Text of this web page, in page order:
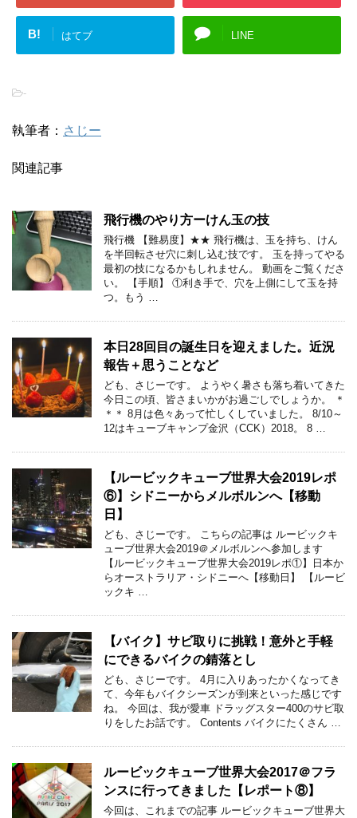
B! はてブ LINE
-
執筆者： さじー
関連記事
飛行機のやり方ーけん玉の技
飛行機 【難易度】★★ 飛行機は、玉を持ち、けん
を半回転させ穴に刺し込む技です。 玉を持ってやる
最初の技になるかもしれません。 動画をご覧くださ
い。 【手順】 ①利き手で、穴を上側にして玉を持
つ。もう …
本日28回目の誕生日を迎えました。近況
報告＋思うことなど
ども、さじーです。 ようやく暑さも落ち着いてきた
今日この頃、皆さまいかがお過ごしでしょうか。 ＊
＊＊ 8月は色々あって忙しくしていました。 8/10～
12はキューブキャンプ金沢（CCK）2018。 8 …
【ルービックキューブ世界大会2019レポ
⑥】シドニーからメルボルンへ【移動
日】
ども、さじーです。 こちらの記事は ルービックキ
ューブ世界大会2019＠メルボルンへ参加します
【ルービックキューブ世界大会2019レポ①】日本か
らオーストラリア・シドニーへ【移動日】 【ルービ
ックキ …
【バイク】サビ取りに挑戦！意外と手軽
にできるバイクの錆落とし
ども、さじーです。 4月に入りあったかくなってき
て、今年もバイクシーズンが到来といった感じです
ね。 今回は、我が愛車 ドラッグスター400のサビ取
りをしたお話です。 Contents バイクにたくさん …
ルービックキューブ世界大会2017＠フラ
ンスに行ってきました【レポート⑧】
今回は、これまでの記事 ルービックキューブ世界大